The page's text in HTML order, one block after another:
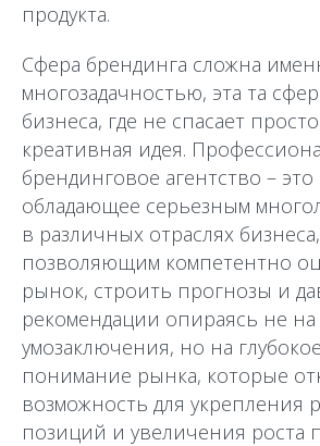
продукта.
Сфера брендинга сложна
многозадачностью, эта та
бизнеса, где не спасает
креативная идея.
брендинговое агентство – это
обладающее серьезным
в различных отраслях
позволяющим компетентно
рынок, строить прогнозы и
рекомендации опираясь не на
умозаключения, но на
понимание рынка, которые
возможность для укрепления
позиций и увеличения роста